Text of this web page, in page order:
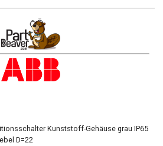
Kunststoff-Gehäuse grau IP65
D=22